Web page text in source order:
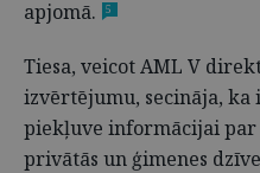
apjomā.
5
Tiesa, veicot AML V
izvērtējumu, secināja,
piekļuve informācijai par
privātās un ģimenes